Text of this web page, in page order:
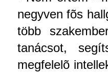
negyven fõs
több
tanácsot,
megfelelõ